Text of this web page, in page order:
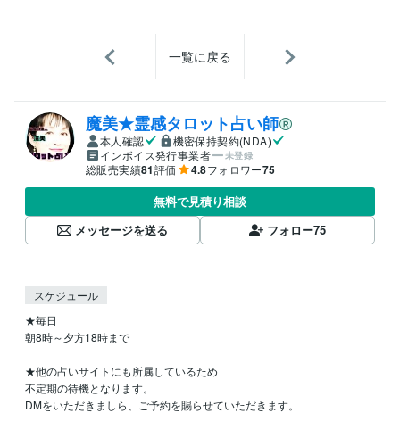
一覧に戻る
魔美★霊感タロット占い師
本人確認
機密保持契約(NDA)
インボイス発行事業者
未登録
総販売実績81評価 4.8フォロワー75
無料で見積り相談
メッセージを送る
フォロー75
スケジュール
★毎日
朝8時～夕方18時まで
★他の占いサイトにも所属しているため
不定期の待機となります。
DMをいただきましら、ご予約を賜らせていただきます。